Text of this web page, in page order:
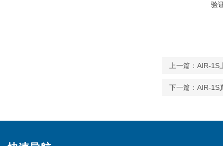
验
上一篇： AIR-1S
下一篇： AIR-1S